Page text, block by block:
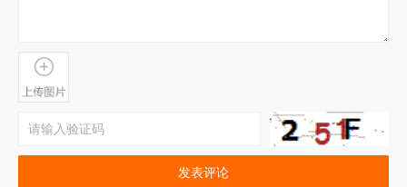
发表评论